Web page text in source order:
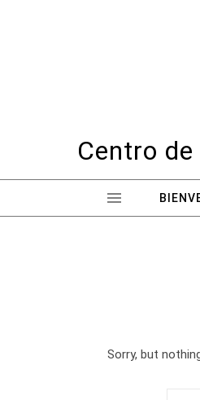
Centro
Sorry, but